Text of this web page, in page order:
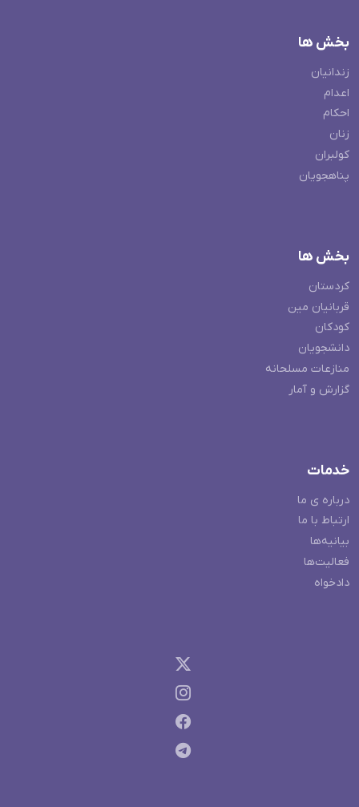
بخش ها
زندانیان
اعدام
احکام
زنان
کولبران
پناهجویان
بخش ها
کردستان
قربانیان مین
کودکان
دانشجویان
منازعات مسلحانه
گزارش و آمار
خدمات
درباره ی ما
ارتباط با ما
بیانیه‌ها
فعالیت‌ها
دادخواه